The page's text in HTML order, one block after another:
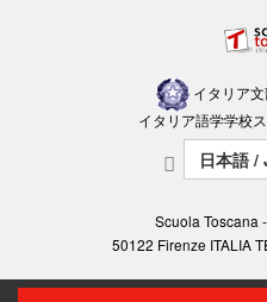
イタリア文
イタリア語学学校
日本語
Scuola Toscana
50122 Firenze ITALIA